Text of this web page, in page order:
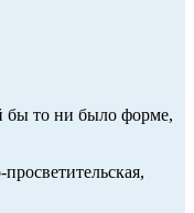
бы то ни было форме,